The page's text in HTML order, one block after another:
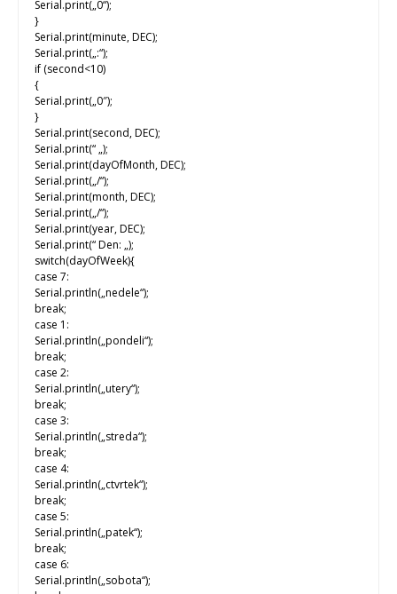
Serial.print(„0“);
}
Serial.print(minute, DEC);
Serial.print(„:“);
if (second<10)
{
Serial.print(„0″);
}
Serial.print(second, DEC);
Serial.print(“ „);
Serial.print(dayOfMonth, DEC);
Serial.print(„/“);
Serial.print(month, DEC);
Serial.print(„/“);
Serial.print(year, DEC);
Serial.print(“ Den: „);
switch(dayOfWeek){
case 7:
Serial.println(„nedele“);
break;
case 1:
Serial.println(„pondeli“);
break;
case 2:
Serial.println(„utery“);
break;
case 3:
Serial.println(„streda“);
break;
case 4:
Serial.println(„ctvrtek“);
break;
case 5:
Serial.println(„patek“);
break;
case 6:
Serial.println(„sobota“);